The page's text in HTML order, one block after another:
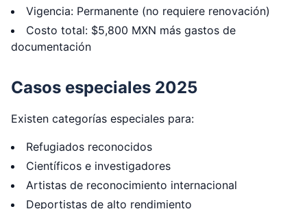
Vigencia: Permanente (no requiere renovación)
Costo total: $5,800 MXN más gastos de
documentación
Casos especiales 2025
Existen categorías especiales para:
Refugiados reconocidos
Científicos e investigadores
Artistas de reconocimiento internacional
Deportistas de alto rendimiento